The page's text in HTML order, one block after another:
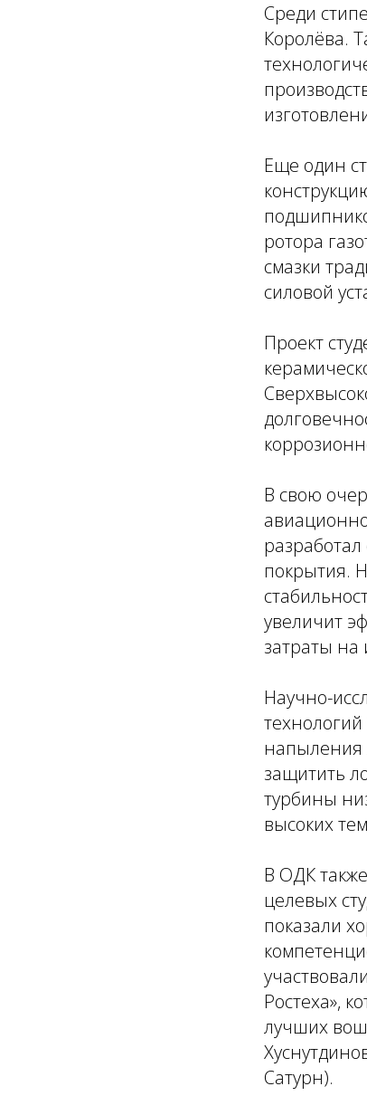
Среди
Королёва.
Еще один
ротора
смазки
силовой
Проект
В свою
покрытия.
увеличит
затраты на
Научно-
напыления
защитить
турбины
высоких
В ОДК
целевых
показали
Ростеха»,
лучших
Сатурн).